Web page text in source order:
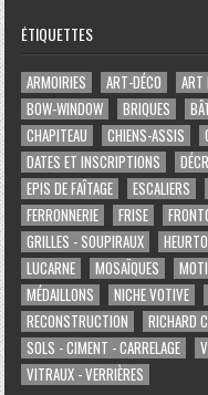
ÉTIQUETTES
ARMOIRIES ART-DÉCO ART
BOW-WINDOW
BRIQUES
CHAPITEAU
CHIENS-ASSIS
DATES ET INSCRIPTIONS
EPIS DE FAÎTAGE
ESCALIERS
FERRONNERIE
FRISE
GRILLES - SOUPIRAUX
LUCARNE
MOSAÏQUES
MÉDAILLONS
NICHE VOTIVE
RECONSTRUCTION
RICHARD
SOLS - CIMENT - CARRELAGE
VITRAUX - VERRIÈRES